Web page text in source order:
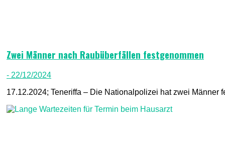
Zwei Männer nach Raubüberfällen festgenommen
- 22/12/2024
17.12.2024; Teneriffa – Die Nationalpolizei hat zwei Männer